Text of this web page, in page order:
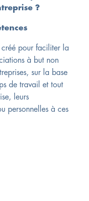
?
créé pour faciliter la
à but non
sur la base
de travail et tout
leurs
personnelles à ces